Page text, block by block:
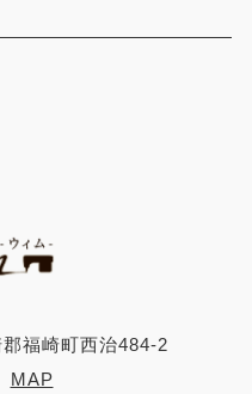
福崎町西治484-2
MAP